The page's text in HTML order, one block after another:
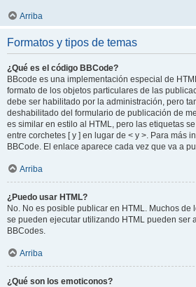
Arriba
Formatos y tipos de temas
¿Qué es el código BBCode?
BBcode es una implementación especial de
formato de los objetos particulares de las
debe ser habilitado por la administración, pero
deshabilitado del formulario de publicación de
es similar en estilo al HTML, pero las etiquetas
entre corchetes [ y ] en lugar de < y >. Para más
BBCode. El enlace aparece cada vez que va a
Arriba
¿Puedo usar HTML?
No. No es posible publicar en HTML. Muchos de
se pueden ejecutar utilizando HTML pueden ser
BBCodes.
Arriba
¿Qué son los emoticonos?